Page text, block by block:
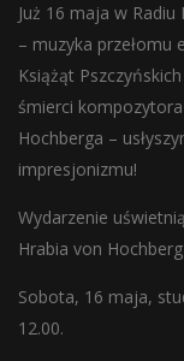
Już 16 maja w Radiu
– muzyka przełomu
Książąt
śmierci
Hochberga –
impresjonizmu!
Wydarzenie
Hrabia von
Sobota, 16 maja,
12.00.